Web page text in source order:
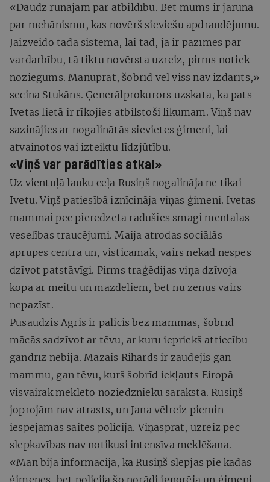
«Daudz runājam par atbildību. Bet mums ir jārunā
par mehānismu, kas novērš sieviešu apdraudējumu.
Jāizveido tāda sistēma, lai tad, ja ir pazīmes par
vardarbību, tā tiktu novērsta uzreiz, pirms notiek
noziegums. Manuprāt, šobrīd vēl viss nav izdarīts,»
secina Stukāns. Ģenerālprokurors uzskata, ka pats
Ivetas lietā ir rīkojies atbilstoši likumam. Viņš nav
sazinājies ar nogalinātās sievietes ģimeni, lai
atvainotos vai izteiktu līdzjūtību.
«Viņš var parādīties atkal»
Uz vientuļā lauku ceļa Rusiņš nogalināja ne tikai
Ivetu. Viņš patiesībā iznīcināja viņas ģimeni. Ivetas
mammai pēc pieredzētā radušies smagi mentālās
veselības traucējumi. Maija atrodas sociālās
aprūpes centrā un, visticamāk, vairs nekad nespēs
dzīvot patstāvīgi. Pirms traģēdijas viņa dzīvoja
kopā ar meitu un mazdēliem, bet nu zēnus vairs
nepazīst.
Pusaudzis Agris ir palicis bez mammas, šobrīd
mācās sadzīvot ar tēvu, ar kuru iepriekš attiecību
gandrīz nebija. Mazais Rihards ir zaudējis gan
mammu, gan tēvu, kurš šobrīd iekļauts Eiropā
visvairāk meklēto noziedznieku sarakstā. Rusiņš
joprojām nav atrasts, un Jana vēlreiz piemin
iespējamās saites policijā. Viņasprāt, uzreiz pēc
slepkavības nav notikusi intensīva meklēšana.
«Man bija informācija, ka Rusiņš slēpjas pie kādas
ģimenes, bet policija šo norādi ignorēja un ģimeni